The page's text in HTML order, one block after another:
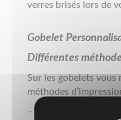
verres brisés lors de
Gobelet
Différentes
Sur les gobelets vous
méthodes
– Quadri Digitale